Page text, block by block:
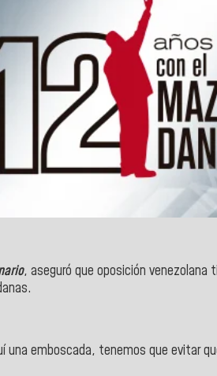
, aseguró que oposición
emboscada, tenemos que evitar